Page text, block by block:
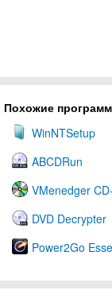
Похожие
WinNTSetup
ABCDRun
VMenedger
DVD Decrypter
Power2Go